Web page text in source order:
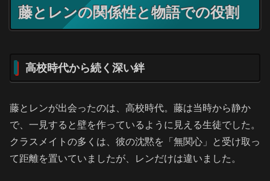
藤とレンの関係性と物語での役割
高校時代から続く深い絆
藤とレンが出会ったのは、高校時代。藤は当時から静か
で、一見すると壁を作っているように見える生徒でした。
クラスメイトの多くは、彼の沈黙を「無関心」と受け取っ
て距離を置いていましたが、レンだけは違いました。